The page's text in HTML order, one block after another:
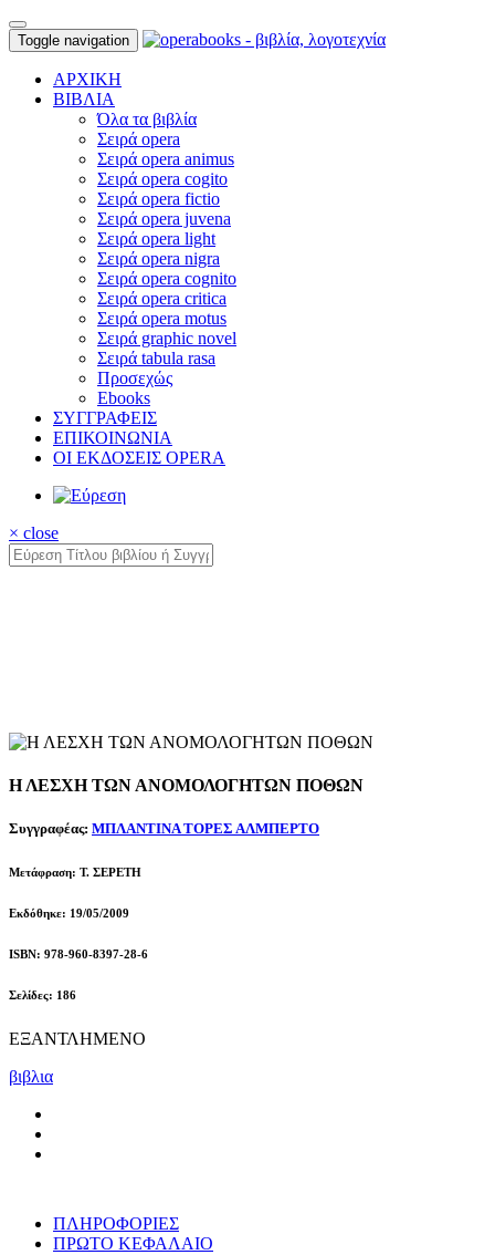
Toggle navigation
ΑΡΧΙΚΗ
ΒΙΒΛΙΑ
Όλα τα βιβλία
Σειρά opera
Σειρά opera animus
Σειρά opera cogito
Σειρά opera fictio
Σειρά opera juvena
Σειρά opera light
Σειρά opera nigra
Σειρά opera cognito
Σειρά opera critica
Σειρά opera motus
Σειρά graphic novel
Σειρά tabula rasa
Προσεχώς
Ebooks
ΣΥΓΓΡΑΦΕΙΣ
ΕΠΙΚΟΙΝΩΝΙΑ
ΟΙ ΕΚΔΟΣΕΙΣ OPERA
× close
Η ΛΕΣΧΗ ΤΩΝ ΑΝΟΜΟΛΟΓΗΤΩΝ ΠΟΘΩΝ
Συγγραφέας: ΜΠΛΑΝΤΙΝΑ ΤΟΡΕΣ ΑΛΜΠΕΡΤΟ
Μετάφραση: Τ. ΣΕΡΕΤΗ
Εκδόθηκε: 19/05/2009
ISBN: 978-960-8397-28-6
Σελίδες: 186
ΕΞΑΝΤΛΗΜΕΝΟ
βιβλια
ΠΛΗΡΟΦΟΡΙΕΣ
ΠΡΩΤΟ ΚΕΦΑΛΑΙΟ